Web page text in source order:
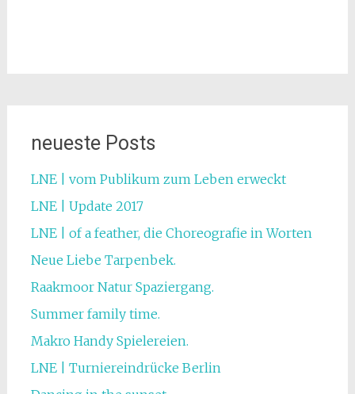
neueste Posts
LNE | vom Publikum zum Leben erweckt
LNE | Update 2017
LNE | of a feather, die Choreografie in Worten
Neue Liebe Tarpenbek.
Raakmoor Natur Spaziergang.
Summer family time.
Makro Handy Spielereien.
LNE | Turniereindrücke Berlin